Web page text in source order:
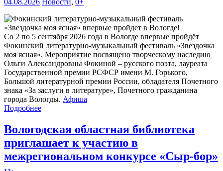
04.08.2026 Новости, 0+
Со 2 по 5 сентября 2026 года в Вологде впервые пройдёт
Фокинский литературно-музыкальный фестиваль «Звездочка
моя ясная». Мероприятие посвящено творческому наследию
Ольги Александровны Фокиной – русского поэта, лауреата
Государственной премии РСФСР имени М. Горького,
Большой литературной премии России, обладателя Почетного
знака «За заслуги в литературе», Почетного гражданина
города Вологды. Афиша
Подробнее
Вологодская областная библиотека
приглашает к участию в
межрегиональном конкурсе «Сыр-бор»